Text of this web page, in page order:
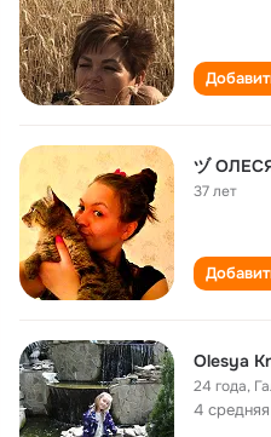
ヅ
37 лет
Olesya
24 года,
4